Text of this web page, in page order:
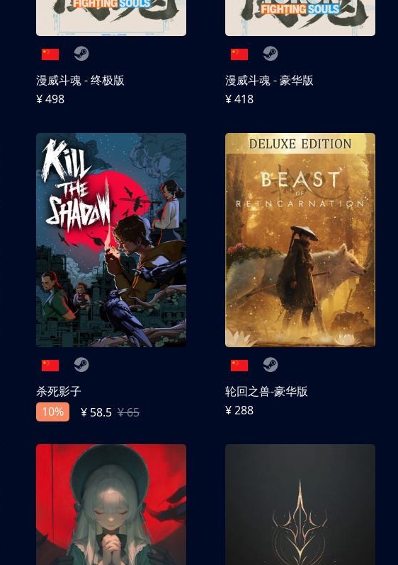
漫威斗魂 - 终极版
¥ 498
漫威斗魂 - 豪华版
¥ 418
杀死影子
10%
¥ 58.5 ¥ 65
轮回之兽-豪华版
¥ 288